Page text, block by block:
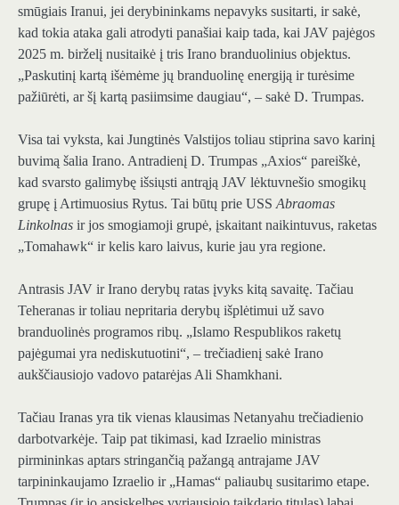
smūgiais Iranui, jei derybininkams nepavyks susitarti, ir sakė,
kad tokia ataka gali atrodyti panašiai kaip tada, kai JAV pajėgos
2025 m. birželį nusitaikė į tris Irano branduolinius objektus.
„Paskutinį kartą išėmėme jų branduolinę energiją ir turėsime
pažiūrėti, ar šį kartą pasiimsime daugiau“, – sakė D. Trumpas.
Visa tai vyksta, kai Jungtinės Valstijos toliau stiprina savo karinį
buvimą šalia Irano. Antradienį D. Trumpas „Axios“ pareiškė,
kad svarsto galimybę išsiųsti antrąją JAV lėktuvnešio smogikų
grupę į Artimuosius Rytus. Tai būtų prie USS Abraomas
Linkolnas ir jos smogiamoji grupė, įskaitant naikintuvus, raketas
„Tomahawk“ ir kelis karo laivus, kurie jau yra regione.
Antrasis JAV ir Irano derybų ratas įvyks kitą savaitę. Tačiau
Teheranas ir toliau nepritaria derybų išplėtimui už savo
branduolinės programos ribų. „Islamo Respublikos raketų
pajėgumai yra nediskutuotini“, – trečiadienį sakė Irano
aukščiausiojo vadovo patarėjas Ali Shamkhani.
Tačiau Iranas yra tik vienas klausimas Netanyahu trečiadienio
darbotvarkėje. Taip pat tikimasi, kad Izraelio ministras
pirmininkas aptars stringančią pažangą antrajame JAV
tarpininkaujamo Izraelio ir „Hamas“ paliaubų susitarimo etape.